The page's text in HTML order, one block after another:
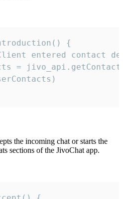
{
entered contact
=
the incoming chat or starts the
sections of the JivoChat app.